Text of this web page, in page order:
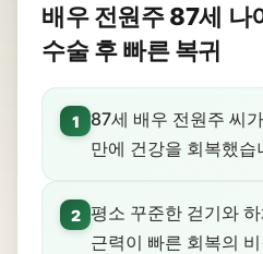
배우 전원주 87세 나
수술 후 빠른 복귀
1 87세 배우 전원주 씨가
만에 건강을 회복했습
2 평소 꾸준한 걷기와
근력이 빠른 회복의